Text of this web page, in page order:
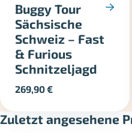
Buggy Tour
Sächsische
Schweiz – Fast
& Furious
Schnitzeljagd
269,90€
Zuletzt angesehene